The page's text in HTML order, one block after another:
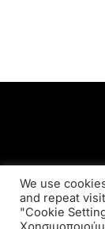
We use
and repeat
"Cookie